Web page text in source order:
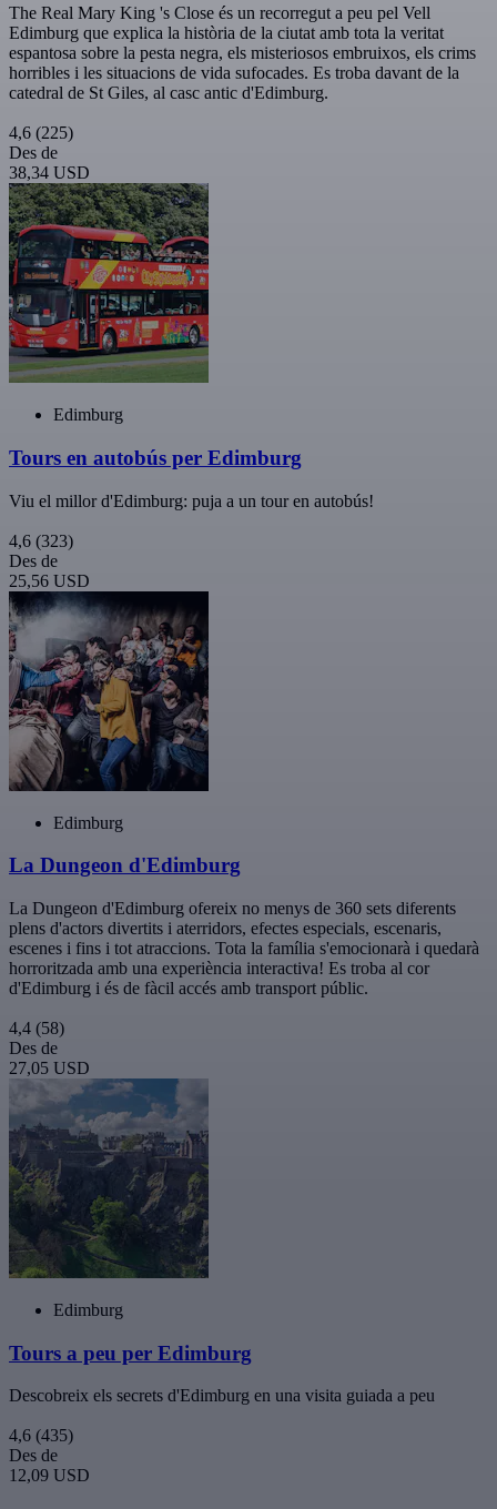
The Real Mary King 's Close és un recorregut a peu pel Vell
Edimburg que explica la història de la ciutat amb tota la veritat
espantosa sobre la pesta negra, els misteriosos embruixos, els crims
horribles i les situacions de vida sufocades. Es troba davant de la
catedral de St Giles, al casc antic d'Edimburg.
4,6 (225)
Des de
38,34 USD
Edimburg
Tours en autobús per Edimburg
Viu el millor d'Edimburg: puja a un tour en autobús!
4,6 (323)
Des de
25,56 USD
Edimburg
La Dungeon d'Edimburg
La Dungeon d'Edimburg ofereix no menys de 360 sets diferents
plens d'actors divertits i aterridors, efectes especials, escenaris,
escenes i fins i tot atraccions. Tota la família s'emocionarà i quedarà
horroritzada amb una experiència interactiva! Es troba al cor
d'Edimburg i és de fàcil accés amb transport públic.
4,4 (58)
Des de
27,05 USD
Edimburg
Tours a peu per Edimburg
Descobreix els secrets d'Edimburg en una visita guiada a peu
4,6 (435)
Des de
12,09 USD